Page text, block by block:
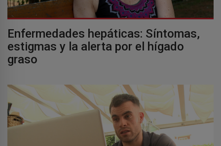
Enfermedades hepáticas: Síntomas,
estigmas y la alerta por el hígado
graso